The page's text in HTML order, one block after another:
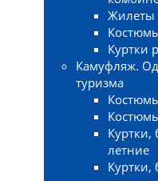
Жилеты
Куртки
Камуфляж.
туризма
летние